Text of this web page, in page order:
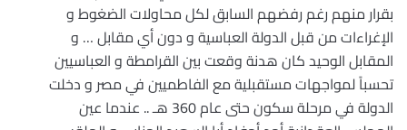
بقرار منهم رغم رفضهم السابق لكل محاولات الضغوط و
الإغراءات من قبل الدولة العباسية و دون أي مقابل … و
المقابل الوحيد كان هدنة وقعت بين القرامطة و العباسيين
تحسباً لمواجهات مستقبلية مع الفاطميين في مصر و دخلت
الدولة في مرحلة سكون حتى عام 360 هـ .. عندما عين